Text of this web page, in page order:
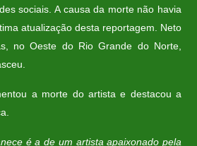
sociais. A causa da morte não havia
atualização desta reportagem. Neto
no Oeste do Rio Grande do Norte,
a morte do artista e destacou a
é a de um artista apaixonado pela